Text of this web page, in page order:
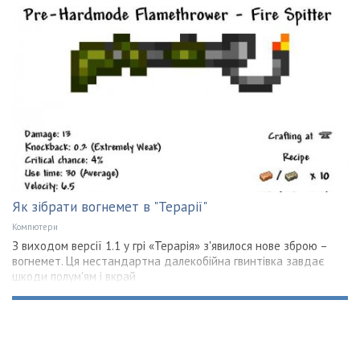
Як зібрати вогнемет в "Терарії"
Компютери
З виходом версії 1.1 у грі «Терарія» з'явилося нове зброю –
вогнемет. Ця нестандартна далекобійна гвинтівка завдає
шкоди полум'ям і вкрай